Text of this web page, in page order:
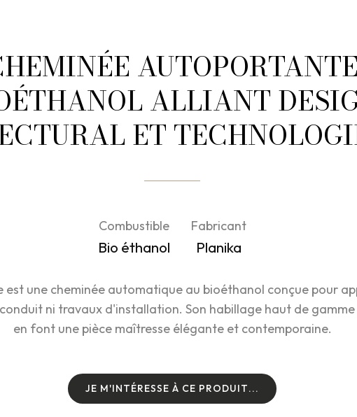
ALLIANT
ET
Combustible
Bio éthanol
Fabricant
Planika
est une cheminée automatique au bioéthanol conçue pour
ni travaux d'installation. Son habillage haut de
en font une pièce maîtresse élégante et contemporaine.
JE M'INTÉRESSE À CE PRODUIT...
JE M'INTÉRESSE À CE PRODUIT...